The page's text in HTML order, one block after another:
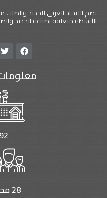
يضم الاتحاد العربي للحديد
الأنشطة متعلقة بصناعة الحديد
F
a
e
b
k
T
t
t
e
r
92 عضو
28 مجلس ادارة